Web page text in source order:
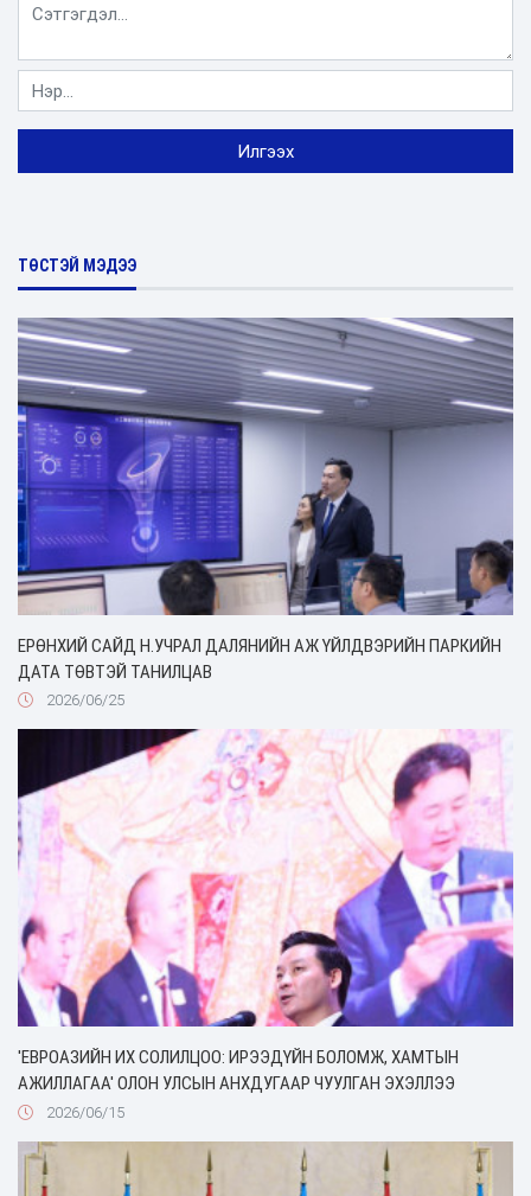
ТӨСТЭЙ МЭДЭЭ
ЕРӨНХИЙ САЙД Н.УЧРАЛ ДАЛЯНИЙН АЖ ҮЙЛДВЭРИЙН ПАРКИЙН
ДАТА ТӨВТЭЙ ТАНИЛЦАВ
2026/06/25
'ЕВРОАЗИЙН ИХ СОЛИЛЦОО: ИРЭЭДҮЙН БОЛОМЖ, ХАМТЫН
АЖИЛЛАГАА' ОЛОН УЛСЫН АНХДУГААР ЧУУЛГАН ЭХЭЛЛЭЭ
2026/06/15